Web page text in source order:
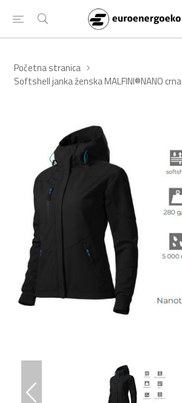
Početna stranica
Softshell janka ženska MALFINI®NANO crna